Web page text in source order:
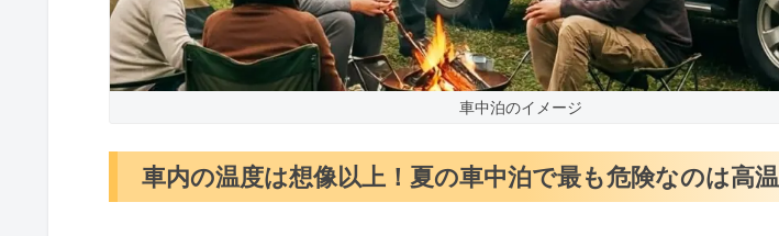
車中泊のイメージ
車内の温度は想像以上！夏の車中泊で最も危険なのは高温